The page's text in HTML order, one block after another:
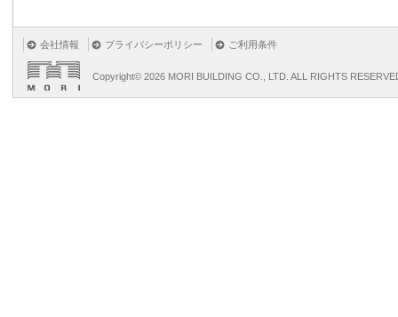
会社情報 プライバシーポリシー ご利用条件
Copyright© 2026 MORI BUILDING CO., LTD. ALL RIGHTS